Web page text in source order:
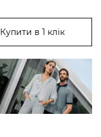
Купити в 1 клік